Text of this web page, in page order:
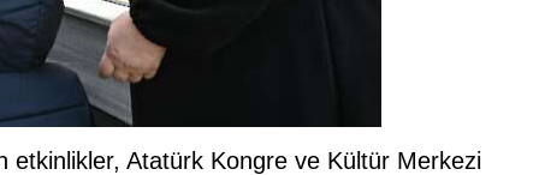
etkinlikler, Atatürk Kongre ve Kültür Merkezi